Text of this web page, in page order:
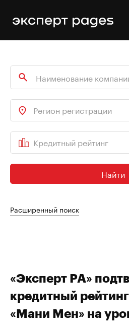
Регион регистрации
Кредитный рейтинг
Найти
Расширенный поиск
«Эксперт РА»
кредитный
«Мани Мен» на